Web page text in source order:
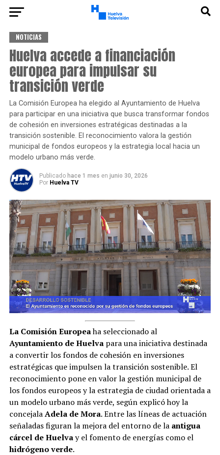
NOTICIAS
Huelva accede a financiación
europea para impulsar su
transición verde
La Comisión Europea ha elegido al Ayuntamiento de Huelva
para participar en una iniciativa que busca transformar fondos
de cohesión en inversiones estratégicas destinadas a la
transición sostenible. El reconocimiento valora la gestión
municipal de fondos europeos y la estrategia local hacia un
modelo urbano más verde.
Publicado hace 1 mes en junio 30, 2026
Por Huelva TV
La Comisión Europeaha seleccionado al
Ayuntamiento de Huelvapara una iniciativa destinada
a convertir los fondos de cohesión en inversiones
estratégicas que impulsen la transición sostenible. El
reconocimiento pone en valor la gestión municipal de
los fondos europeos y la estrategia de ciudad orientada a
un modelo urbano más verde, según explicó hoy la
concejalaAdela de Mora. Entre las líneas de actuación
señaladas figuran la mejora del entorno de la antigua
cárcel de Huelvay el fomento de energías como el
hidrógeno verde.